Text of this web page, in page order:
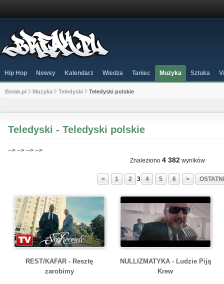
Hip Hop Newsy Kalendarz Wiedza Taniec Muzyka Sztuka
Break.pl Muzyka Teledyski Teledyski polskie
Teledyski - Teledyski polskie
--> --> --> -->
Znaleziono 4 382 wyników
< 1 2 3 4 5 6 >
REST/KAFAR - Resztę
zarobimy
NULLIZMATYKA - Ludzie Piją
Krew